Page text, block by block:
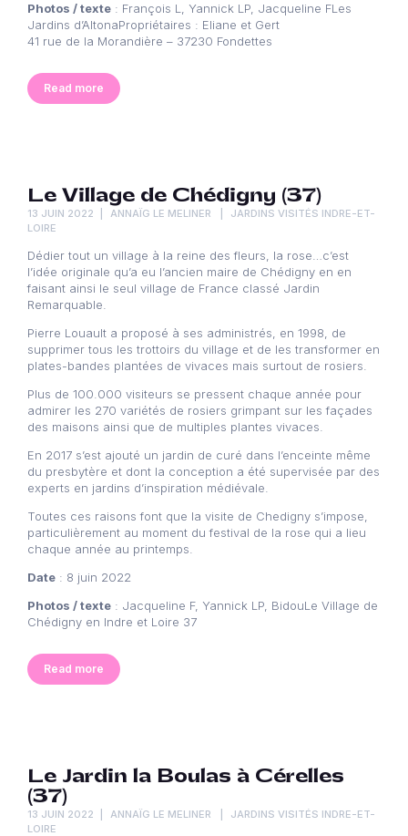
Photos / texte : François L, Yannick LP, Jacqueline FLes
Jardins d’AltonaPropriétaires : Eliane et Gert
41 rue de la Morandière – 37230 Fondettes
Read more
Le Village de Chédigny (37)
13 JUIN 2022 ANNAÏG LE MELINER
JARDINS VISITÉS INDRE-ET-
LOIRE
Dédier tout un village à la reine des fleurs, la rose…c’est
l’idée originale qu’a eu l’ancien maire de Chédigny en en
faisant ainsi le seul village de France classé Jardin
Remarquable.
Pierre Louault a proposé à ses administrés, en 1998, de
supprimer tous les trottoirs du village et de les transformer en
plates-bandes plantées de vivaces mais surtout de rosiers.
Plus de 100.000 visiteurs se pressent chaque année pour
admirer les 270 variétés de rosiers grimpant sur les façades
des maisons ainsi que de multiples plantes vivaces.
En 2017 s’est ajouté un jardin de curé dans l’enceinte même
du presbytère et dont la conception a été supervisée par des
experts en jardins d’inspiration médiévale.
Toutes ces raisons font que la visite de Chedigny s’impose,
particulièrement au moment du festival de la rose qui a lieu
chaque année au printemps.
Date : 8 juin 2022
Photos / texte : Jacqueline F, Yannick LP, BidouLe Village de
Chédigny en Indre et Loire 37
Read more
Le Jardin la Boulas à Cérelles
(37)
13 JUIN 2022 ANNAÏG LE MELINER
JARDINS VISITÉS INDRE-ET-
LOIRE